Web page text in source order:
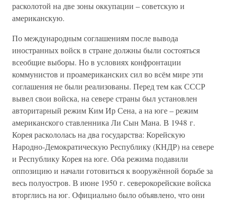
расколотой на две зоны оккупации – советскую и
американскую.
По международным соглашениям после вывода
иностранных войск в стране должны были состояться
всеобщие выборы. Но в условиях конфронтации
коммунистов и проамериканских сил во всём мире эти
соглашения не были реализованы. Перед тем как СССР
вывел свои войска, на севере страны был установлен
авторитарный режим Ким Ир Сена, а на юге – режим
американского ставленника Ли Сын Мана. В 1948 г.
Корея раскололась на два государства: Корейскую
Народно-Демократическую Республику (КНДР) на севере
и Республику Корея на юге. Оба режима подавили
оппозицию и начали готовиться к вооружённой борьбе за
весь полуостров. В июне 1950 г. северокорейские войска
вторглись на юг. Официально было объявлено, что они